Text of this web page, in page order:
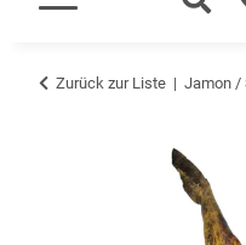
Zurück zur Liste Jamon /